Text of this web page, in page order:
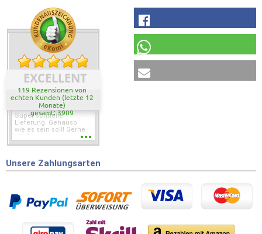
EXCELLENT
119 Rezensionen von
echten Kunden (letzte 12
Monate)
gesamt: 3909
Super schnelle
Lieferung. Genauso
wie es sein soll! Gerne
wieder wenn ich was
Unsere Zahlungsarten